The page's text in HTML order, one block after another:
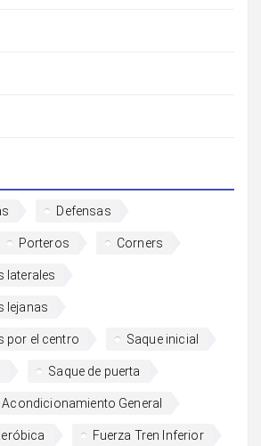
Defensas
Porteros Corners
laterales
lejanas
por el centro Saque inicial
Saque de puerta
Acondicionamiento General
Fuerza Tren Inferior